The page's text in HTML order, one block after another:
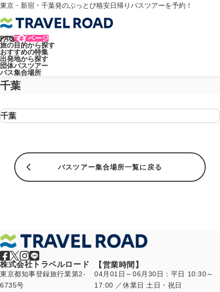
東京・新宿・千葉発のぶっとび格安日帰りバスツアーを予約！
FAQマイページ
旅の目的から探す
おすすめの特集
出発地から探す
団体バスツアー
バス集合場所
トラベルロード
バスツアー集合場所
千葉
千葉
バスツアー集合場所一覧に戻る
株式会社トラベルロード
東京都知事登録旅行業第2-
6735号
【営業時間】
04月01日～06月30日：平日 10:30～
17:00 ／休業日 土日・祝日